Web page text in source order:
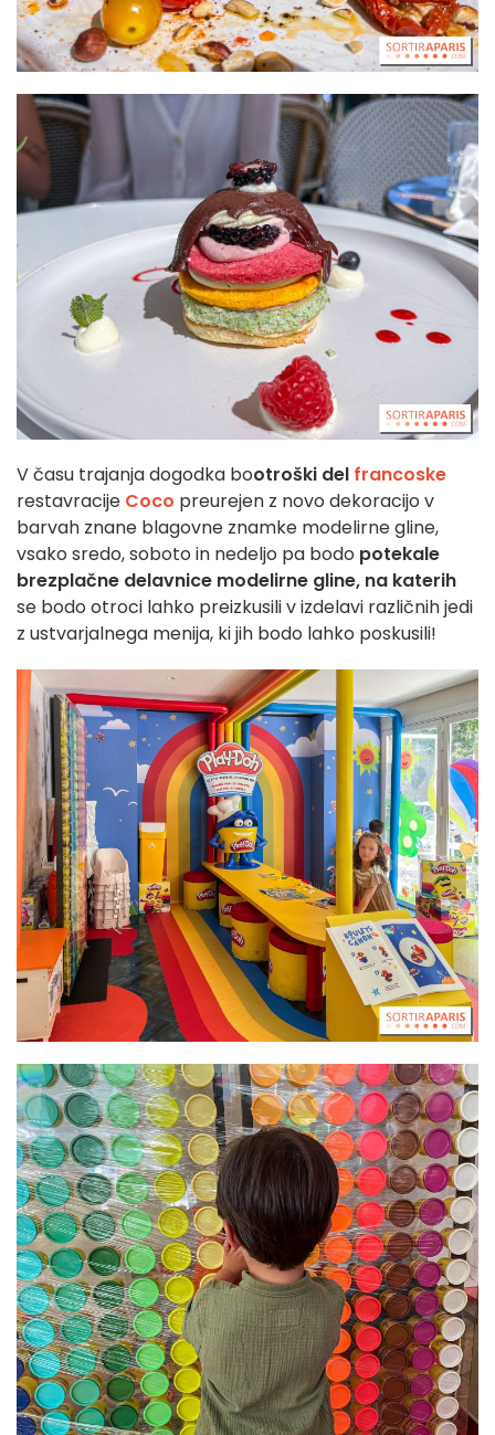
V času trajanja dogodka bootroški del francoske
restavracije Coco preurejen z novo dekoracijo v
barvah znane blagovne znamke modelirne gline,
vsako sredo, soboto in nedeljo pa bodo potekale
brezplačne delavnice modelirne gline, na katerih
se bodo otroci lahko preizkusili v izdelavi različnih jedi
z ustvarjalnega menija, ki jih bodo lahko poskusili!